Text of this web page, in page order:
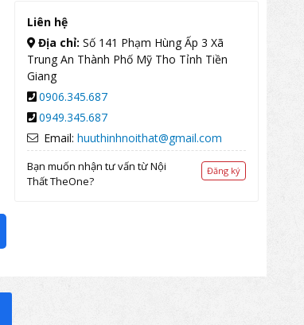
Liên hệ
Địa chỉ: Số 141 Phạm Hùng Ấp 3 Xã
Trung An Thành Phố Mỹ Tho Tỉnh Tiền
Giang
0906.345.687
0949.345.687
Email: huuthinhnoithat@gmail.com
Bạn muốn nhận tư vấn từ Nội
Thất TheOne?
Đăng ký